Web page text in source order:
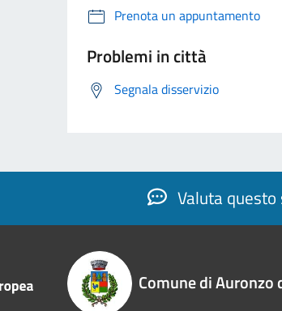
Prenota un appuntamento
Problemi in città
Segnala disservizio
Valuta
Comune di Auronzo